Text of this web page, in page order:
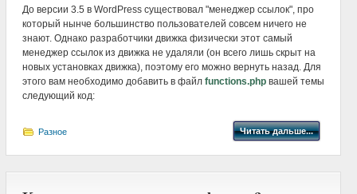
До версии 3.5 в WordPress существовал "менеджер ссылок", про
который нынче большинство пользователей совсем ничего не
знают. Однако разработчики движка физически этот самый
менеджер ссылок из движка не удаляли (он всего лишь скрыт на
новых установках движка), поэтому его можно вернуть назад. Для
этого вам необходимо добавить в файл functions.phpвашей темы
следующий код:
Читать дальше...
Разное